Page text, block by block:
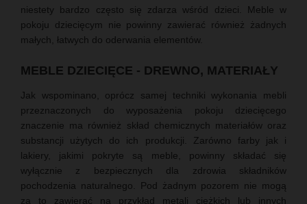
niestety bardzo często się zdarza wśród dzieci. Meble w
pokoju dziecięcym nie powinny zawierać również żadnych
małych, łatwych do oderwania elementów.
MEBLE DZIECIĘCE - DREWNO, MATERIAŁY
Jak wspominano, oprócz samej techniki wykonania mebli
przeznaczonych do wyposażenia pokoju dziecięcego
znaczenie ma również skład chemicznych materiałów oraz
substancji użytych do ich produkcji. Zarówno farby jak i
lakiery, jakimi pokryte są meble, powinny składać się
wyłącznie z bezpiecznych dla zdrowia składników
pochodzenia naturalnego. Pod żadnym pozorem nie mogą
za to zawierać na przykład metali ciężkich lub innych